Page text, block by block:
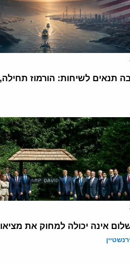
תנאים לשיחות: הורמוז
אינה יכולה למחוק את